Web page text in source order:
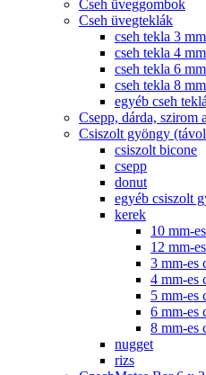
Cseh üveggombok
Cseh üvegteklák
cseh tekla 3 mm
cseh tekla 4 mm
cseh tekla 6 mm
cseh tekla 8 mm
egyéb cseh
Csepp, dárda, szirom
Csiszolt gyöngy
csiszolt bicone
csepp
donut
egyéb csiszolt
kerek
10 mm-
12 mm-
3 mm-es
4 mm-es
5 mm-es
6 mm-es
8 mm-es
nugget
rizs